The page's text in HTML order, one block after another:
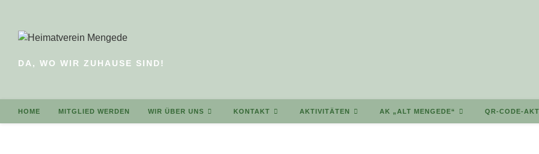
DA, WO WIR ZUHAUSE SIND!
HOME MITGLIED WERDEN WIR ÜBER UNS KONTAKT AKTIVITÄTEN AK „ALT MENGEDE“ QR-CODE-